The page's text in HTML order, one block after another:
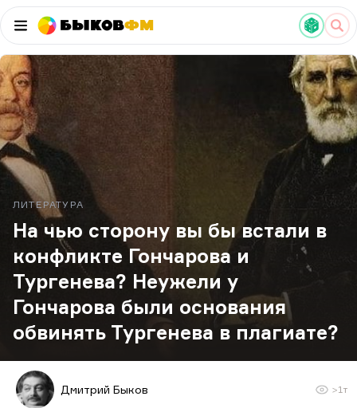
БыковФМ
ЛИТЕРАТУРА
На чью сторону вы бы встали в
конфликте Гончарова и
Тургенева? Неужели у
Гончарова были основания
обвинять Тургенева в плагиате?
Дмитрий Быков >1т